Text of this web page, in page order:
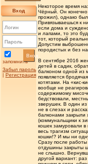
Вход
запомнить
Вход
Забыл пароль
| Регистрация
Некоторое время
Чёрный. Он
прожил), однако
Привязываешься к
если дома и
и лапами, то это
тот, который
Допустим
породистых и без
В сентябре 2016
детей в садик,
балконом одной из
появляется
котятами. На «кис-
вообще не
содержимому
бедствовали,
зверушек. В один
не в слезах и
балконами
(коммунальщики к
кошек замуровали
весь трагизм
кошки!? И мы ни
Сразу после
отдушины закрыты
не слышно.
другой вариант: